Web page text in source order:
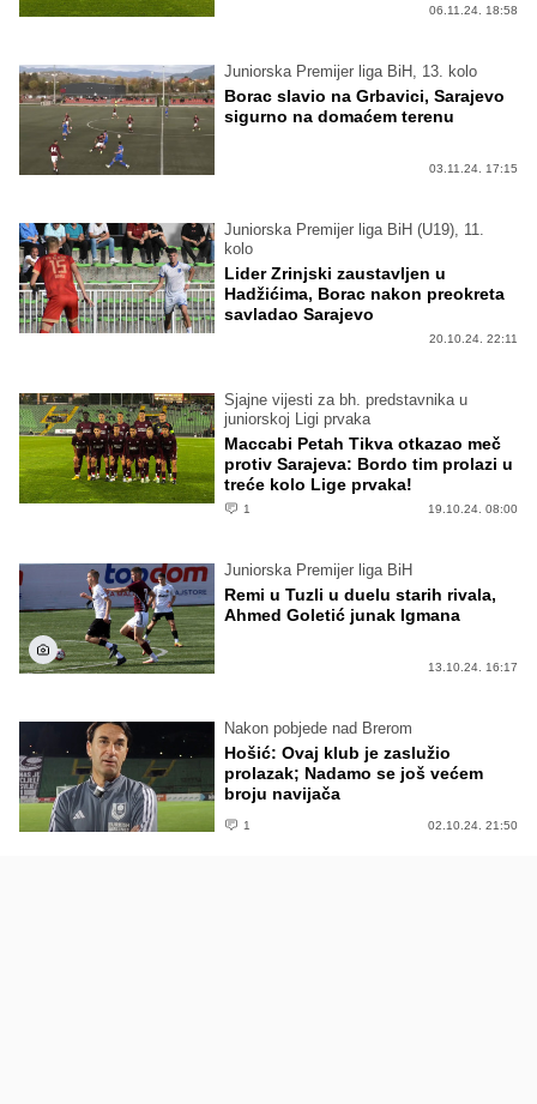
06.11.24. 18:58
Juniorska Premijer liga BiH, 13. kolo
Borac slavio na Grbavici, Sarajevo
sigurno na domaćem terenu
03.11.24. 17:15
Juniorska Premijer liga BiH (U19), 11.
kolo
Lider Zrinjski zaustavljen u
Hadžićima, Borac nakon preokreta
savladao Sarajevo
20.10.24. 22:11
Sjajne vijesti za bh. predstavnika u
juniorskoj Ligi prvaka
Maccabi Petah Tikva otkazao meč
protiv Sarajeva: Bordo tim prolazi u
treće kolo Lige prvaka!
1 19.10.24. 08:00
Juniorska Premijer liga BiH
Remi u Tuzli u duelu starih rivala,
Ahmed Goletić junak Igmana
13.10.24. 16:17
Nakon pobjede nad Brerom
Hošić: Ovaj klub je zaslužio
prolazak; Nadamo se još većem
broju navijača
1 02.10.24. 21:50